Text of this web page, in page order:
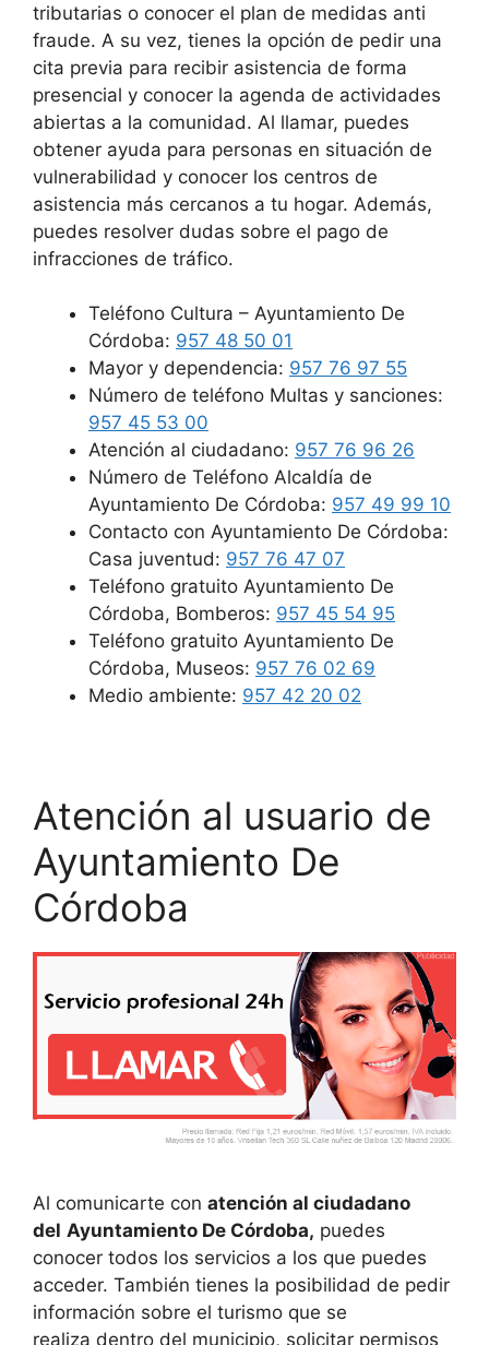
tributarias o conocer el plan de medidas anti
fraude. A su vez, tienes la opción de pedir una
cita previa para recibir asistencia de forma
presencial y conocer la agenda de actividades
abiertas a la comunidad. Al llamar, puedes
obtener ayuda para personas en situación de
vulnerabilidad y conocer los centros de
asistencia más cercanos a tu hogar. Además,
puedes resolver dudas sobre el pago de
infracciones de tráfico.
Teléfono Cultura – Ayuntamiento De
Córdoba: 957 48 50 01
Mayor y dependencia: 957 76 97 55
Número de teléfono Multas y sanciones:
957 45 53 00
Atención al ciudadano: 957 76 96 26
Número de Teléfono Alcaldía de
Ayuntamiento De Córdoba: 957 49 99 10
Contacto con Ayuntamiento De Córdoba:
Casa juventud: 957 76 47 07
Teléfono gratuito Ayuntamiento De
Córdoba, Bomberos: 957 45 54 95
Teléfono gratuito Ayuntamiento De
Córdoba, Museos: 957 76 02 69
Medio ambiente: 957 42 20 02
Atención al usuario de
Ayuntamiento De
Córdoba
Al comunicarte con atención al ciudadano
del Ayuntamiento De Córdoba, puedes
conocer todos los servicios a los que puedes
acceder. También tienes la posibilidad de pedir
información sobre el turismo que se
realiza dentro del municipio, solicitar permisos